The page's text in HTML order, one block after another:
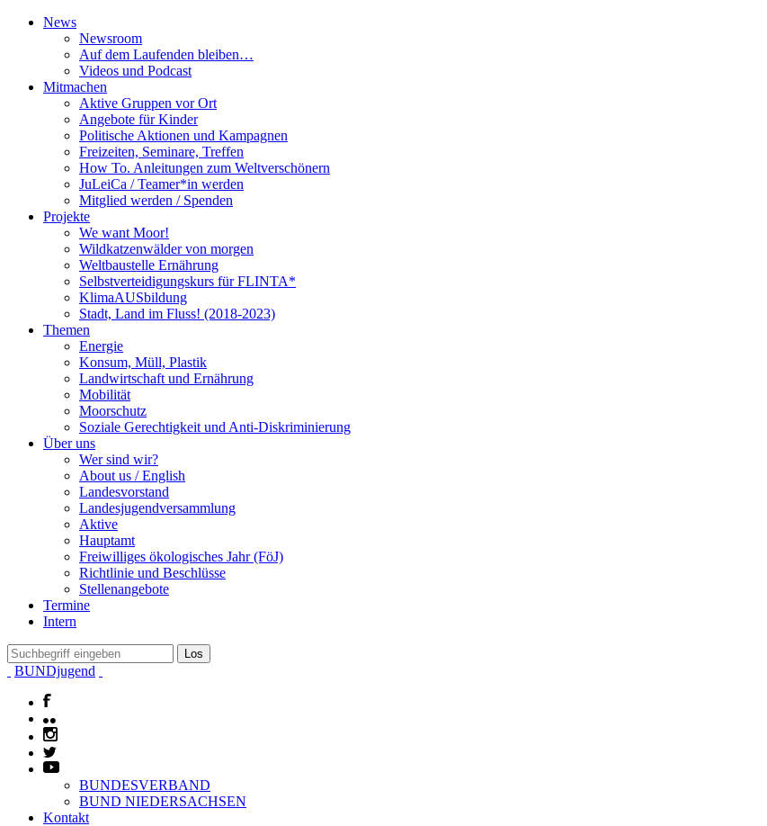
News
Newsroom
Auf dem Laufenden bleiben…
Videos und Podcast
Mitmachen
Aktive Gruppen vor Ort
Angebote für Kinder
Politische Aktionen und Kampagnen
Freizeiten, Seminare, Treffen
How To. Anleitungen zum Weltverschönern
JuLeiCa / Teamer*in werden
Mitglied werden / Spenden
Projekte
We want Moor!
Wildkatzenwälder von morgen
Weltbaustelle Ernährung
Selbstverteidigungskurs für FLINTA*
KlimaAUSbildung
Stadt, Land im Fluss! (2018-2023)
Themen
Energie
Konsum, Müll, Plastik
Landwirtschaft und Ernährung
Mobilität
Moorschutz
Soziale Gerechtigkeit und Anti-Diskriminierung
Über uns
Wer sind wir?
About us / English
Landesvorstand
Landesjugendversammlung
Aktive
Hauptamt
Freiwilliges ökologisches Jahr (FöJ)
Richtlinie und Beschlüsse
Stellenangebote
Termine
Intern
BUNDjugend
BUNDESVERBAND
BUND NIEDERSACHSEN
Kontakt